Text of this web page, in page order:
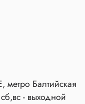
Балтийская
- выходной